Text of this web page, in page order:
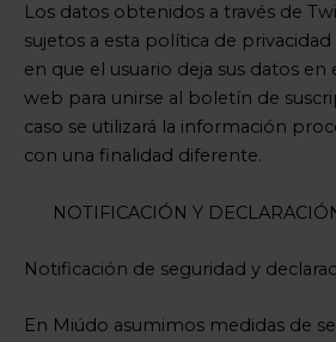
Los datos obtenidos a través de
sujetos a esta política de
en que el usuario deja sus datos
web para unirse al boletín de
caso se utilizará la información
con una finalidad diferente.
NOTIFICACIÓN Y
Notificación de seguridad y
En Miúdo asumimos medidas de